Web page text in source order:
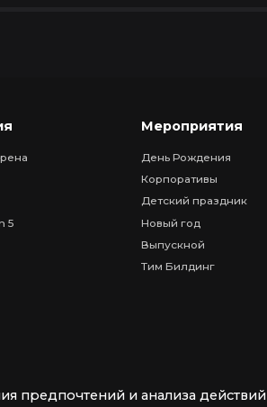
предпочтений и анализа действий
5
Мероприятия
День Рождения
Корпоративы
Детский праздник
Новый год
Выпускной
Тим Билдинг